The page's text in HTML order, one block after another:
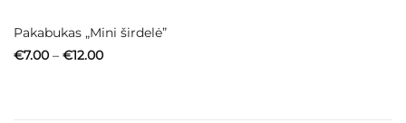
Pakabukas „Mini širdelė”
€7.00 – €12.00Price